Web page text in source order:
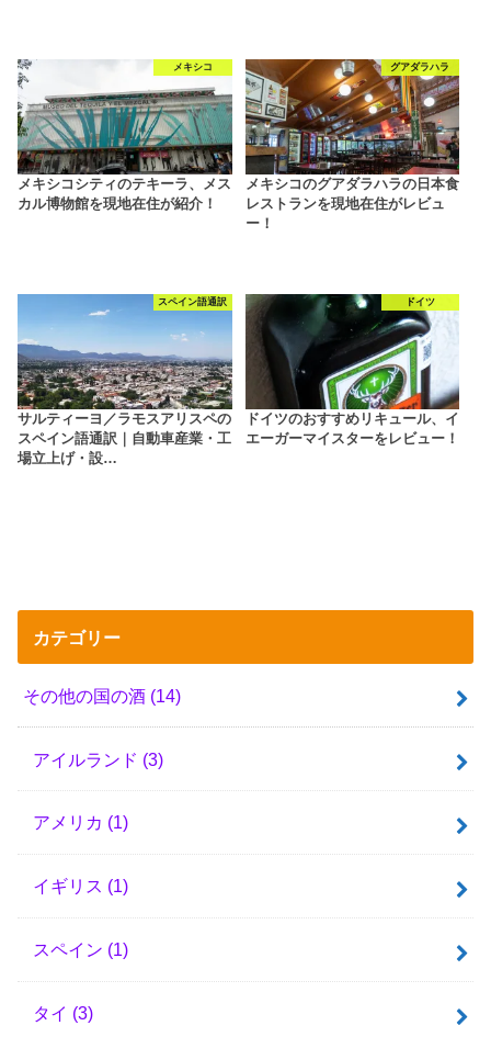
メキシコ
メキシコシティのテキーラ、メス
カル博物館を現地在住が紹介！
グアダラハラ
メキシコのグアダラハラの日本食
レストランを現地在住がレビュ
ー！
スペイン語通訳
サルティーヨ／ラモスアリスペの
スペイン語通訳｜自動車産業・工
場立上げ・設…
ドイツ
ドイツのおすすめリキュール、イ
エーガーマイスターをレビュー！
カテゴリー
その他の国の酒 (14)
アイルランド (3)
アメリカ (1)
イギリス (1)
スペイン (1)
タイ (3)